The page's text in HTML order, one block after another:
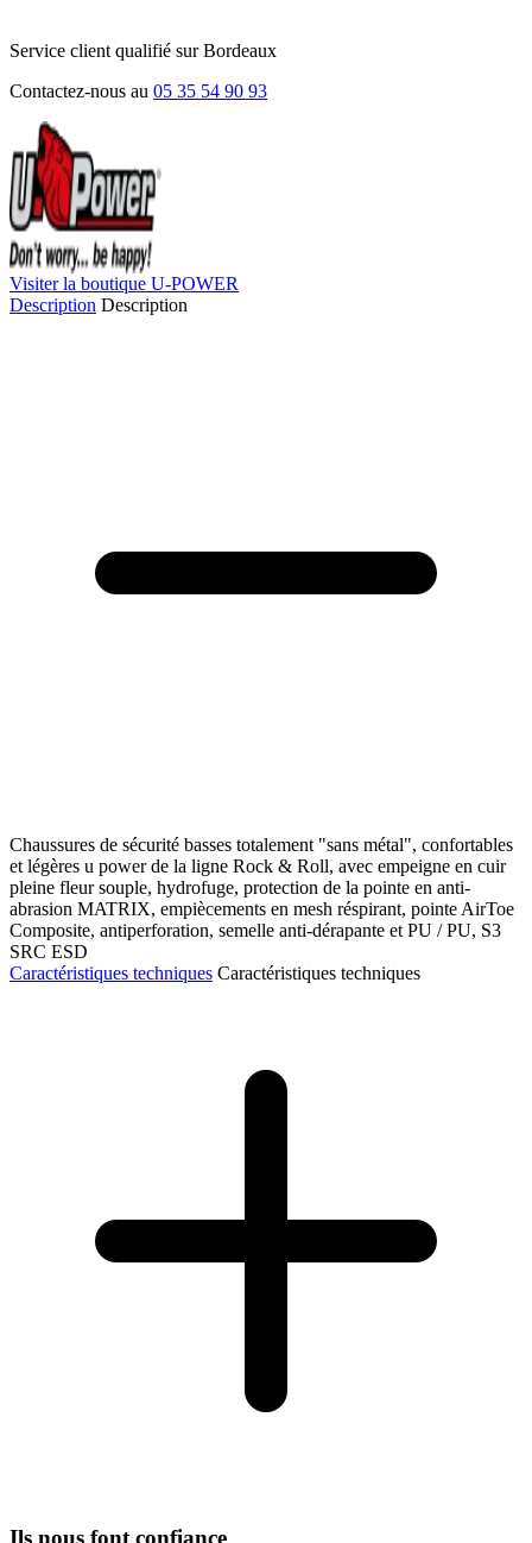
Service client qualifié sur Bordeaux
Contactez-nous au 05 35 54 90 93
Visiter la boutique U-POWER
Description Description
Chaussures de sécurité basses totalement "sans métal", confortables
et légères u power de la ligne Rock & Roll, avec empeigne en cuir
pleine fleur souple, hydrofuge, protection de la pointe en anti-
abrasion MATRIX, empiècements en mesh réspirant, pointe AirToe
Composite, antiperforation, semelle anti-dérapante et PU / PU, S3
SRC ESD
Caractéristiques techniques Caractéristiques techniques
Ils nous font confiance